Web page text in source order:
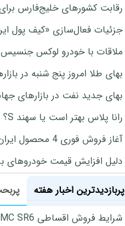
رقابت کشورهای خلیج‌فارس
جزئیات فعال‌سازی «کیف پول
ملاقات با خودرو لوکس جنسیس G80 در ایران
بهای طلا امروز پنج شنبه در
بهای جدید نفت در بازارهای
رانا پلاس بهتر است یا سهند S؟
آغاز فروش فوری 4 محصول ایران خودرو در نمایندگی‌ها
دلیل افزایش قیمت خودروهای
پربازدیدترین اخبار هفته
شرایط فروش اقساطی KMC SR6 کرمان موتور اعلام شد